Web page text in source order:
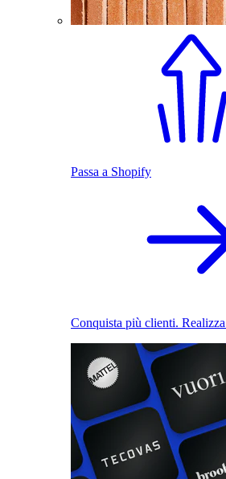
Passa a Shopify
Conquista più clienti.